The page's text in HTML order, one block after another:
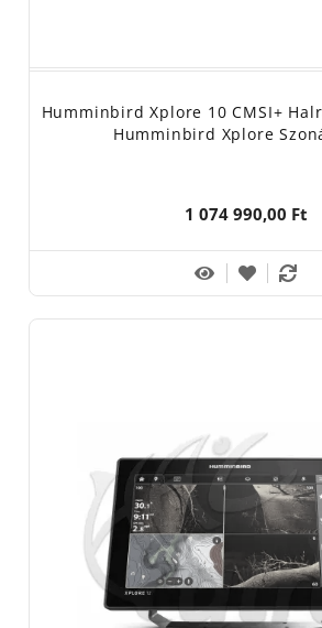
Humminbird Xplore 10 CMSI+
Humminbird Xplore
1 074 990,00 Ft